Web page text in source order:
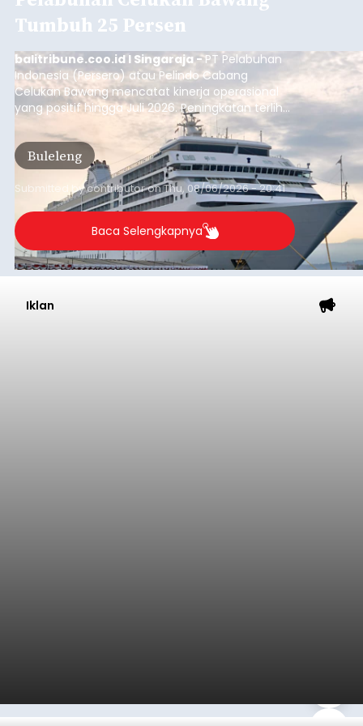
Tumbuh 25 Persen
balitribune.coo.id I Singaraja -PT Pelabuhan
Indonesia (Persero) atau Pelindo Cabang
Celukan Bawang mencatat kinerja operasional
yang positif hingga Juli 2026. Peningkatan terlihat
dari arus kapal yang mencapai 1,48 juta Gross
Tonnage (GT), atau tumbuh 12,4 persen
dibandingkan periode yang sama tahun lalu
yang tercatat sebesar 1,32 juta GT.
Buleleng
Submitted bycontributoronThu, 08/06/2026 - 20:41
Baca Selengkapnya
Iklan